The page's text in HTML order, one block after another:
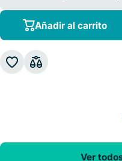
Añadir al carrito
Ver